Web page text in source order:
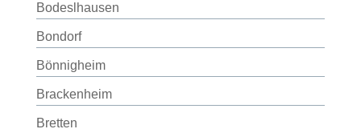
Bodeslhausen
Bondorf
Bönnigheim
Brackenheim
Bretten